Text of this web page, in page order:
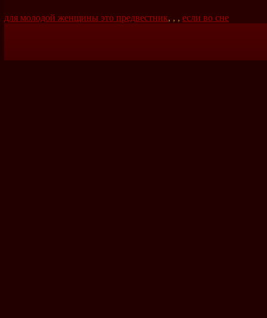
для молодой женщины это предвестник, , , если во сне